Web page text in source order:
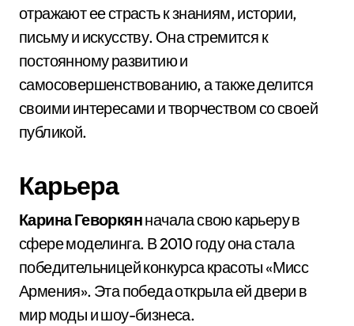
отражают ее страсть к знаниям, истории,
письму и искусству. Она стремится к
постоянному развитию и
самосовершенствованию, а также делится
своими интересами и творчеством со своей
публикой.
Карьера
Карина Геворкянначала свою карьеру в
сфере моделинга. В 2010 году она стала
победительницей конкурса красоты «Мисс
Армения». Эта победа открыла ей двери в
мир моды и шоу-бизнеса.